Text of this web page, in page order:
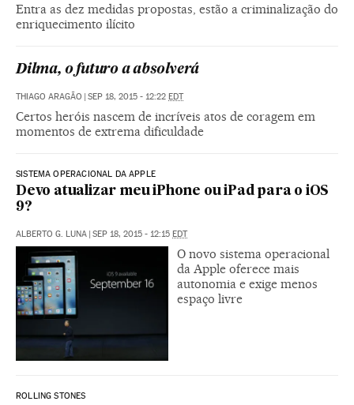
Entra as dez medidas propostas, estão a criminalização do
enriquecimento ilícito
Dilma, o futuro a absolverá
THIAGO ARAGÃO | SEP 18, 2015 - 12:22 EDT
Certos heróis nascem de incríveis atos de coragem em
momentos de extrema dificuldade
SISTEMA OPERACIONAL DA APPLE
Devo atualizar meu iPhone ou iPad para o iOS
9?
ALBERTO G. LUNA | SEP 18, 2015 - 12:15 EDT
O novo sistema operacional
da Apple oferece mais
autonomia e exige menos
espaço livre
ROLLING STONES